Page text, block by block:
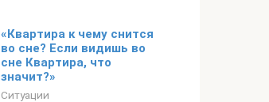
«Квартира к чему снится
во сне? Если видишь во
сне Квартира, что
значит?»
Ситуации